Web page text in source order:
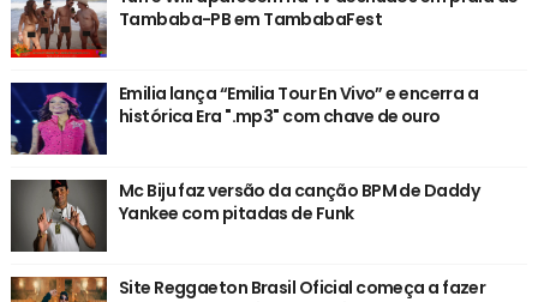
Tambaba-PB em TambabaFest
Emilia lança “Emilia Tour En Vivo” e encerra a
histórica Era ".mp3" com chave de ouro
Mc Biju faz versão da canção BPM de Daddy
Yankee com pitadas de Funk
Site Reggaeton Brasil Oficial começa a fazer